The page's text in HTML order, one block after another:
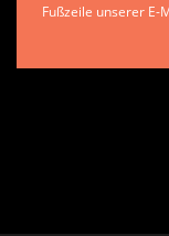
Fußzeile unserer E-